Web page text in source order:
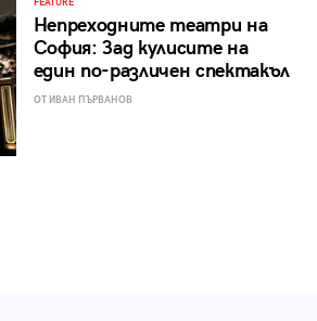
FEATURE
Непреходните театри на
София: Зад кулисите на
един по-различен спектакъл
ОТ ИВАН ПЪРВАНОВ